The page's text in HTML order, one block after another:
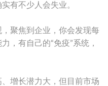
有不少人会失业。
聚焦到企业，你会发现每
，有自己的“免疫”系统，
增长潜力大，但目前市场